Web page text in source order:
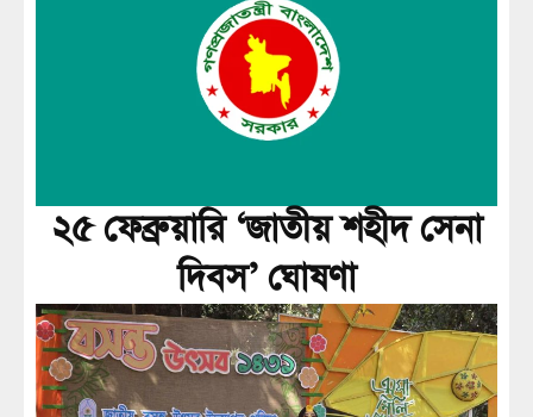
২৫ ফেব্রুয়ারি ‘জাতীয় শহীদ সেনা
দিবস’ ঘোষণা